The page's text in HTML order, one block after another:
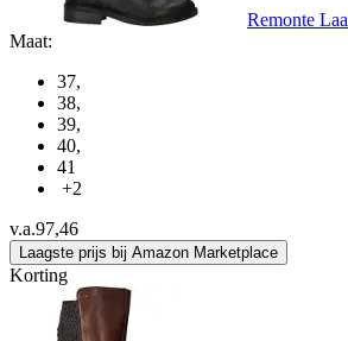
Remonte
Maat:
37,
38,
39,
40,
41
+2
v.a.97,46
Laagste prijs bij Amazon Marketplace
Korting